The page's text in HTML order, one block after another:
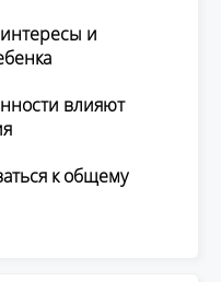
и
влияют
к общему